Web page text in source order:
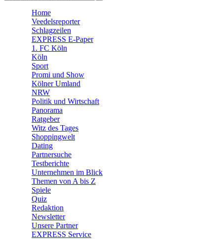
🛒 Shoppingwelt
Home
Veedelsreporter
Schlagzeilen
EXPRESS E-Paper
1. FC Köln
Köln
Sport
Promi und Show
Kölner Umland
NRW
Politik und Wirtschaft
Panorama
Ratgeber
Witz des Tages
Shoppingwelt
Dating
Partnersuche
Testberichte
Unternehmen im Blick
Themen von A bis Z
Spiele
Quiz
Redaktion
Newsletter
Unsere Partner
EXPRESS Service